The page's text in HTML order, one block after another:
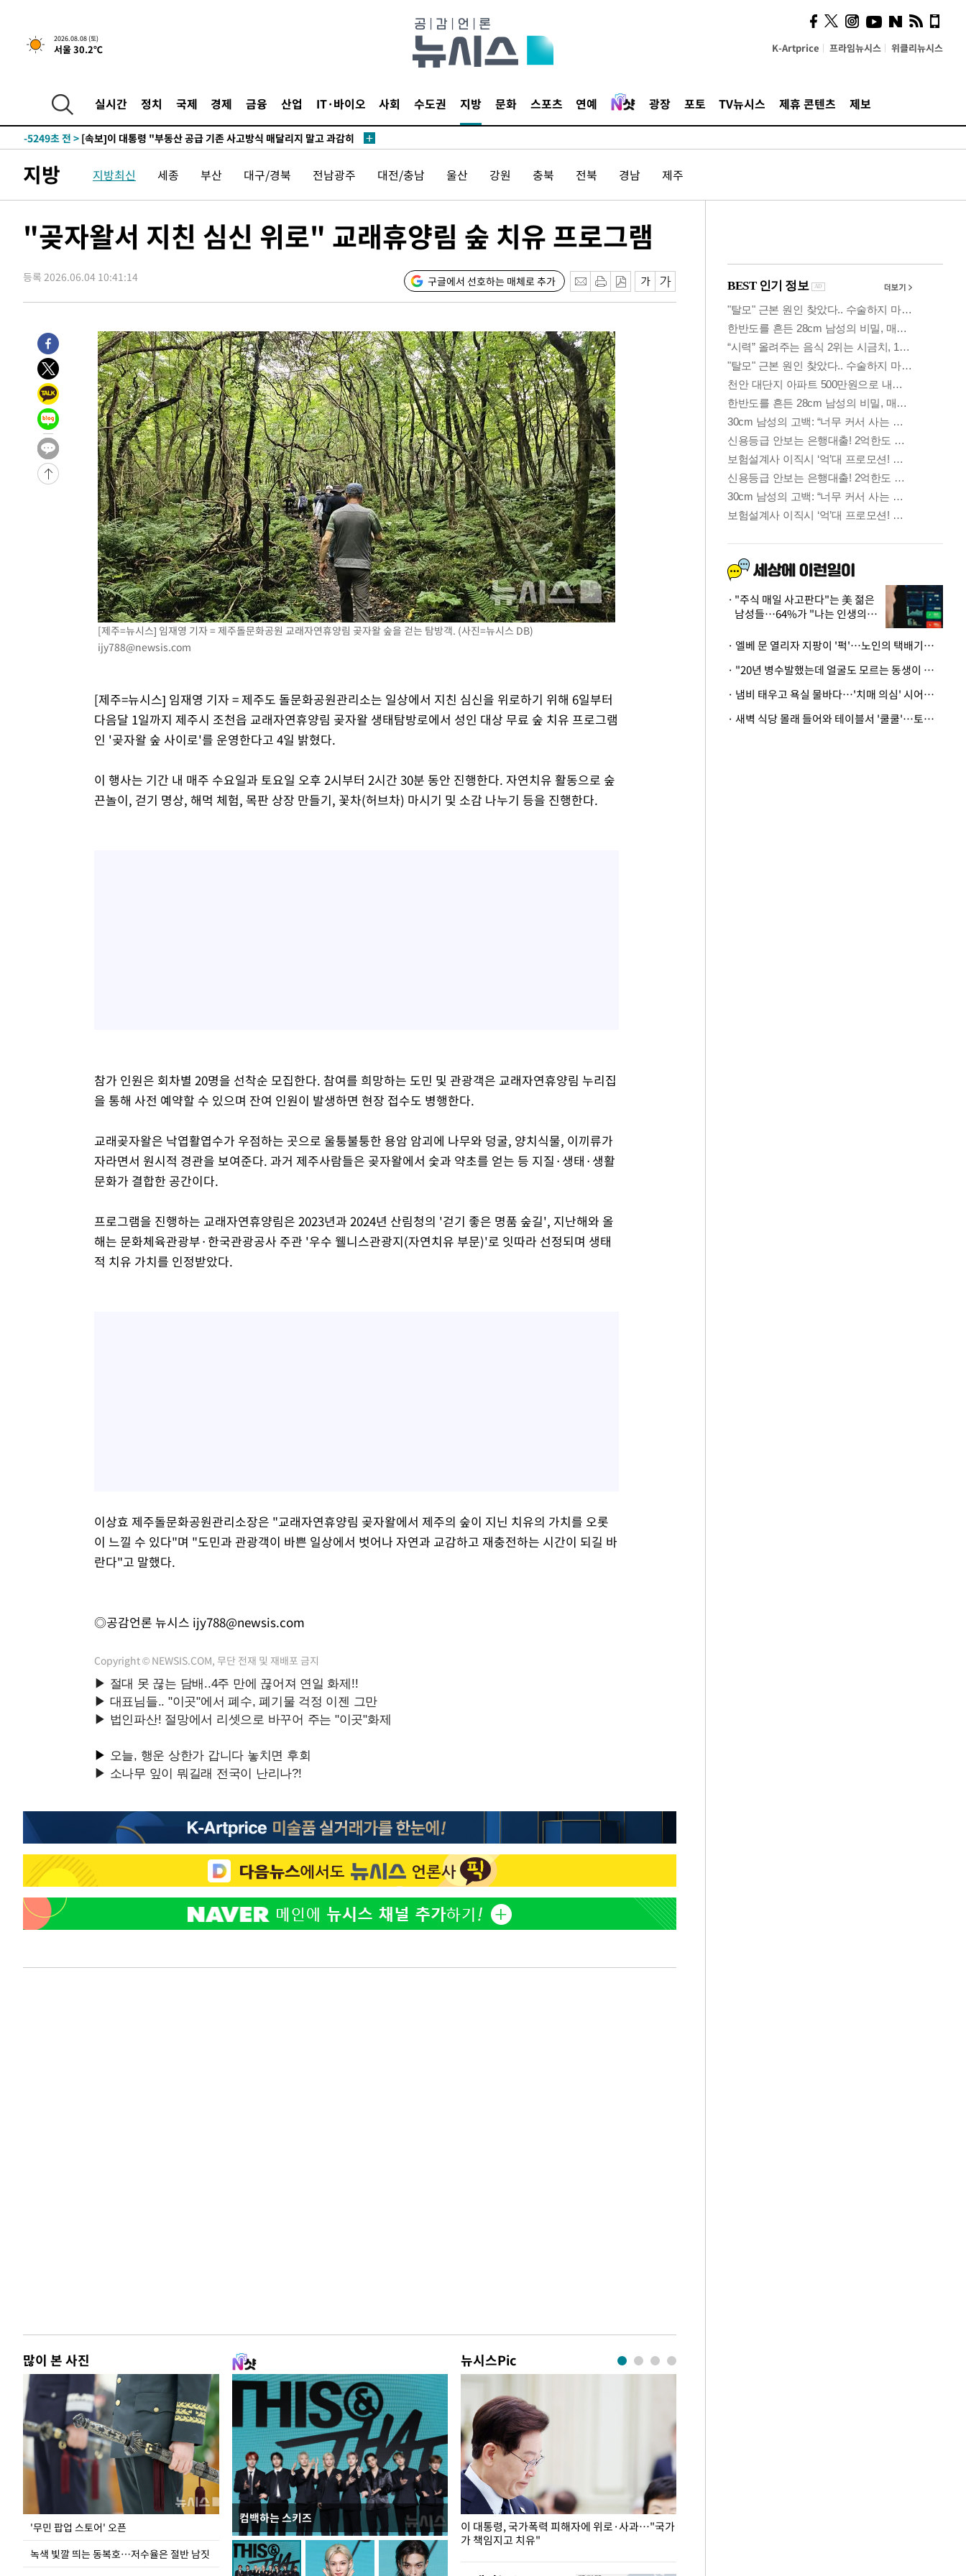
2026.08.08 (토)
서울 30.2℃ K-Artprice 프라임뉴시스 위클리뉴시스
실시간 정치 국제 경제 금융 산업 IT·바이오 사회 수도권 지방 문화 스포츠 연예 광장 포토 TV뉴시스 제휴 콘텐츠 제보
4시간 전 >[속보]규제합리화위원회 부위원장에 김태유 서울대 공대 교수…이병태
-9938초 전 >
미 사업체 일자리, 7월에 2.3만개 순감하고 그 전 2개월 10.3만개 하
향수정 (2보)
-9386초 전 >
↓
-5249초 전 > [속보]이 대통령 "부동산 공급 기존 사고방식 매달리지 말고 과감히
드는 임시"
1시간 전 >
"낮 기온 소폭 하락"…수도권 폭염중대경보, 폭염경보로 하향
1시간 전 >[속보]이 대통령, '호우피해' 안동·의성 관할 4개 면 특별재난지역 선포
수도
1시간 전 >낮 최고 37도 찜통더위…곳곳 소나기·강원 많은 비[내일날씨]
3시간 전 >여자배구 이재영·이다영 자매, 아제르바이잔 투란VC 입단
3시간 전 >외국인 심판 성 접대 7경기 들여다보니…한국 축구 '5승 2무'
3시간 전 >
[속보]코스피, 6200선 약보합…0.60% 내린 6258.77에 마쳐
3시간 전 >
[속보]원·달러 환율, 7.7원 내린 1416.1원 마감
3시간 전 >
[속보] 노원서 40.1도 관측…서울, 2018년 이후 첫 40도
4시간 전 >
[속보]종합특검, '계엄 수용공간 확보' 신용해 前교정본부장 기소
4시간 전 >
외신들도 주목한 韓축구 파문…"국민적 공분에 수사 재개"
4시간 전 >
11시간 압수수색에 성접대 파문까지…'쑥대밭' 된 축구협회
4시간 전 >
[속보]규제합리화위원회 부위원장에 김태유 서울대 공대 교수…이병태
후임
-12799초 전 >
이강인, 폭염 속 AT마드리드 첫 훈련…80명 식사 대접까지(종합)
미 사업체 일자리, 7월에 2.3만개 순감하고 그 전 2개월 10.3만개 하
[속보] 미 사업체, 일자리 7월에 2.3만 개 줄어…실업률은 4.1%로
[속보]이 대통령 "부동산 공급 기존 사고방식 매달리지 말고 과감히
이란, "오만과 '중앙 단일 루트' 합의…북쪽 인바운드·남쪽 아웃바운
"낮 기온 소폭 하락"…수도권 폭염중대경보, 폭염경보로 하향
[속보]이 대통령, '호우피해' 안동·의성 관할 4개 면 특별재난지역 선포
[단독]중수청 지원 검사들, 정원 초과 시 낮은 계급 임용…희망지 못 갈
낮 최고 37도 찜통더위…곳곳 소나기·강원 많은 비[내일날씨]
외국인 심판 성 접대 7경기 들여다보니…한국 축구 '5승 2무'
[속보]코스닥, 2.86포인트(0.36%) 내린 798.81마감
[속보]코스피, 6200선 약보합…0.60% 내린 6258.77에 마쳐
[속보] 노원서 40.1도 관측…서울, 2018년 이후 첫 40도
[속보]종합특검, '계엄 수용공간 확보' 신용해 前교정본부장 기소
지방 지방최신 세종 부산 대구/경북 전남광주 대전/충남 울산 강원 충북 전북 경남 제주
"곶자왈서 지친 심신 위로" 교래휴양림 숲 치유 프로그램
등록 2026.06.04 10:41:14 구글에서 선호하는 매체로 추가
[제주=뉴시스] 임재영 기자 = 제주돌문화공원 교래자연휴양림 곶자왈 숲을 걷는 탐방객. (사진=뉴시스 DB)
ijy788@newsis.com
[제주=뉴시스] 임재영 기자 = 제주도 돌문화공원관리소는 일상에서 지친 심신을 위로하기 위해 6일부터
다음달 1일까지 제주시 조천읍 교래자연휴양림 곶자왈 생태탐방로에서 성인 대상 무료 숲 치유 프로그램
인 '곶자왈 숲 사이로'를 운영한다고 4일 밝혔다.
이 행사는 기간 내 매주 수요일과 토요일 오후 2시부터 2시간 30분 동안 진행한다. 자연치유 활동으로 숲
끈놀이, 걷기 명상, 해먹 체험, 목판 상장 만들기, 꽃차(허브차) 마시기 및 소감 나누기 등을 진행한다.
참가 인원은 회차별 20명을 선착순 모집한다. 참여를 희망하는 도민 및 관광객은 교래자연휴양림 누리집
을 통해 사전 예약할 수 있으며 잔여 인원이 발생하면 현장 접수도 병행한다.
교래곶자왈은 낙엽활엽수가 우점하는 곳으로 울퉁불퉁한 용암 암괴에 나무와 덩굴, 양치식물, 이끼류가
자라면서 원시적 경관을 보여준다. 과거 제주사람들은 곶자왈에서 숯과 약초를 얻는 등 지질·생태·생활
문화가 결합한 공간이다.
프로그램을 진행하는 교래자연휴양림은 2023년과 2024년 산림청의 '걷기 좋은 명품 숲길', 지난해와 올
해는 문화체육관광부·한국관광공사 주관 '우수 웰니스관광지(자연치유 부문)'로 잇따라 선정되며 생태
적 치유 가치를 인정받았다.
이상효 제주돌문화공원관리소장은 "교래자연휴양림 곶자왈에서 제주의 숲이 지닌 치유의 가치를 오롯
이 느낄 수 있다"며 "도민과 관광객이 바쁜 일상에서 벗어나 자연과 교감하고 재충전하는 시간이 되길 바
란다"고 말했다.
◎공감언론 뉴시스 ijy788@newsis.com
Copyright © NEWSIS.COM, 무단 전재 및 재배포 금지
많이 본 사진
'무민 팝업 스토어' 오픈
녹색 빛깔 띄는 동복호…저수율은 절반 남짓
컴백하는 스키즈
뉴시스Pic
지석천 뒤덮은 개구리밥
이 대통령, 국가폭력 피해자에 위로·사과…"국가
가 책임지고 치유"
시, 스마트폰 액세서리에
NFC 더했다
"주식 매일 사고판다"는 美 젊은
남성들…64%가 "나는 인생의
· 엘베 문 열리자 지팡이 '퍽'…노인의 택배기사 폭행 이유
· "20년 병수발했는데 얼굴도 모르는 동생이 유산 절반을"…배다른 형제 상속권 있을까
· 냄비 태우고 욕실 물바다…'치매 의심' 시어머니 검사 권유했다가 '날벼락'
· 새벽 식당 몰래 들어와 테이블서 '쿨쿨'…토사물 남기고 사라진 남성